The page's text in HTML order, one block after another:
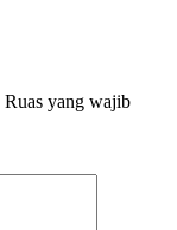
Ruas yang wajib